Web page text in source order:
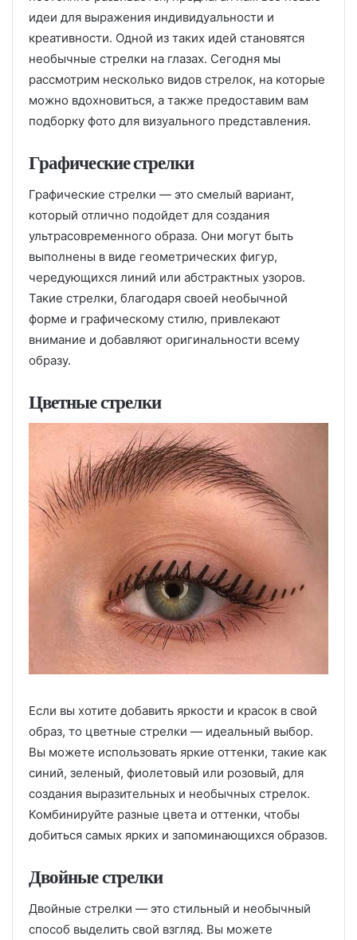
идеи для выражения индивидуальности и
креативности. Одной из таких идей становятся
необычные стрелки на глазах. Сегодня мы
рассмотрим несколько видов стрелок, на которые
можно вдохновиться, а также предоставим вам
подборку фото для визуального представления.
Графические стрелки
Графические стрелки — это смелый вариант,
который отлично подойдет для создания
ультрасовременного образа. Они могут быть
выполнены в виде геометрических фигур,
чередующихся линий или абстрактных узоров.
Такие стрелки, благодаря своей необычной
форме и графическому стилю, привлекают
внимание и добавляют оригинальности всему
образу.
Цветные стрелки
Если вы хотите добавить яркости и красок в свой
образ, то цветные стрелки — идеальный выбор.
Вы можете использовать яркие оттенки, такие как
синий, зеленый, фиолетовый или розовый, для
создания выразительных и необычных стрелок.
Комбинируйте разные цвета и оттенки, чтобы
добиться самых ярких и запоминающихся образов.
Двойные стрелки
Двойные стрелки — это стильный и необычный
способ выделить свой взгляд. Вы можете